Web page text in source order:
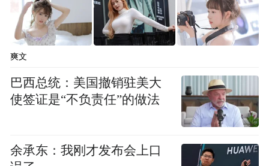
爽文
巴西总统：美国撤销驻美大
使签证是“不负责任”的做法
余承东：我刚才发布会上口